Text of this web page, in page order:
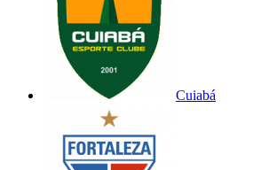
Cuiabá